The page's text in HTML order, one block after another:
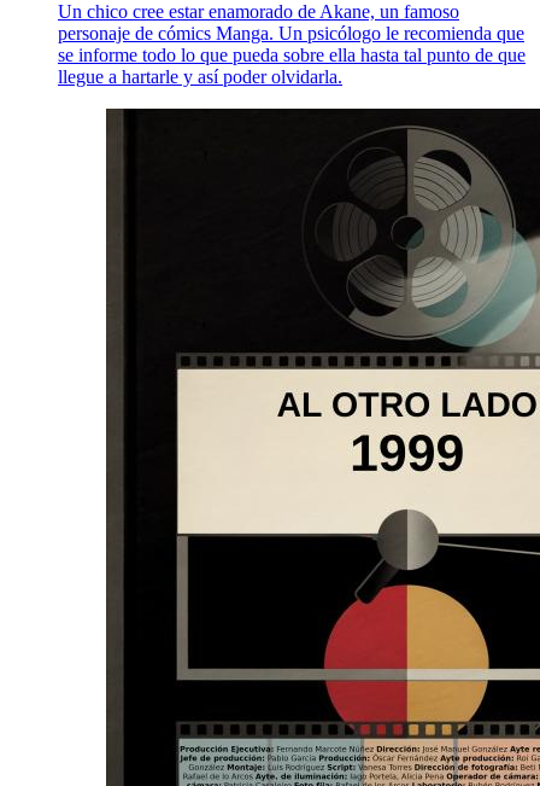
Un chico cree estar enamorado de Akane, un famoso
personaje de cómics Manga. Un psicólogo le recomienda que
se informe todo lo que pueda sobre ella hasta tal punto de que
llegue a hartarle y así poder olvidarla.